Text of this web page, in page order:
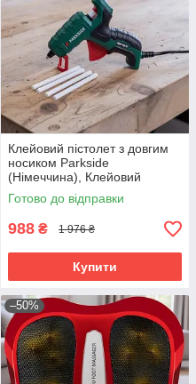
Клейовий пістолет з довгим
носиком Parkside
(Німеччина), Клейовий
пістолет для клею, Клейовий
пістолет маленький, RYH
Готово до відправки
988 ₴ 1 976 ₴
Купити
–50%